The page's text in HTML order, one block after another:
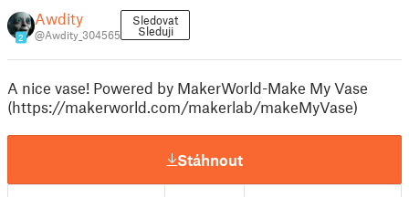
2
Awdity
@Awdity_304565
Sledovat
Sleduji
A nice vase! Powered by MakerWorld-Make My Vase
(https://makerworld.com/makerlab/makeMyVase)
Stáhnout